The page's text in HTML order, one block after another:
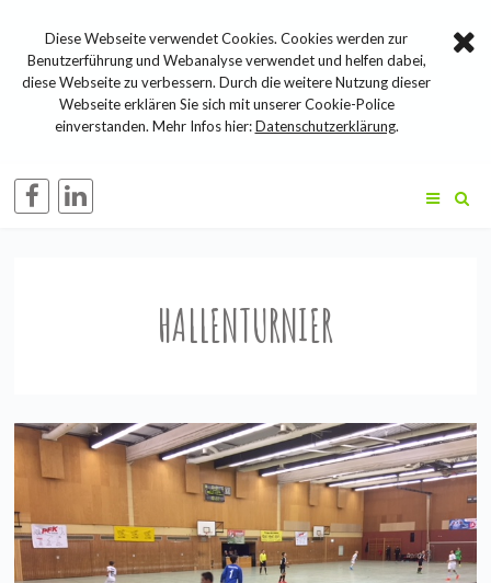
HALLENTURNIER
Diese Webseite verwendet Cookies. Cookies werden zur
Benutzerführung und Webanalyse verwendet und helfen dabei,
diese Webseite zu verbessern. Durch die weitere Nutzung dieser
Webseite erklären Sie sich mit unserer Cookie-Police
einverstanden. Mehr Infos hier:Datenschutzerklärung.